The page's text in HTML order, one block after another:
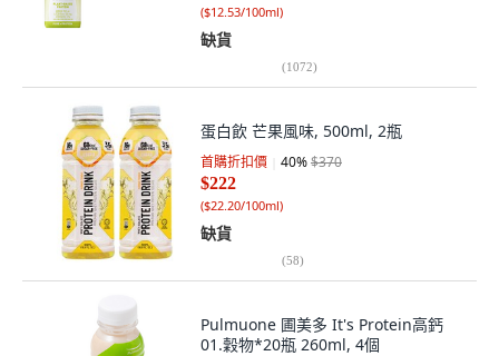
($12.53/100ml)
缺貨
(1072)
蛋白飲 芒果風味, 500ml, 2瓶
首購折扣價 40%$370
$222
($22.20/100ml)
缺貨
(58)
Pulmuone 圃美多 It's Protein高鈣
01.穀物*20瓶 260ml, 4個